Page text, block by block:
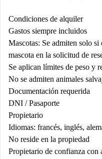
Condiciones de alquiler
Gastos siempre incluidos
Mascotas: Se admiten solo
mascota en la solicitud de
Se aplican límites de peso y
No se admiten animales
Documentación requerida
DNI / Pasaporte
Propietario
Idiomas: francés, inglés,
No reside en la propiedad
Propietario de confianza con